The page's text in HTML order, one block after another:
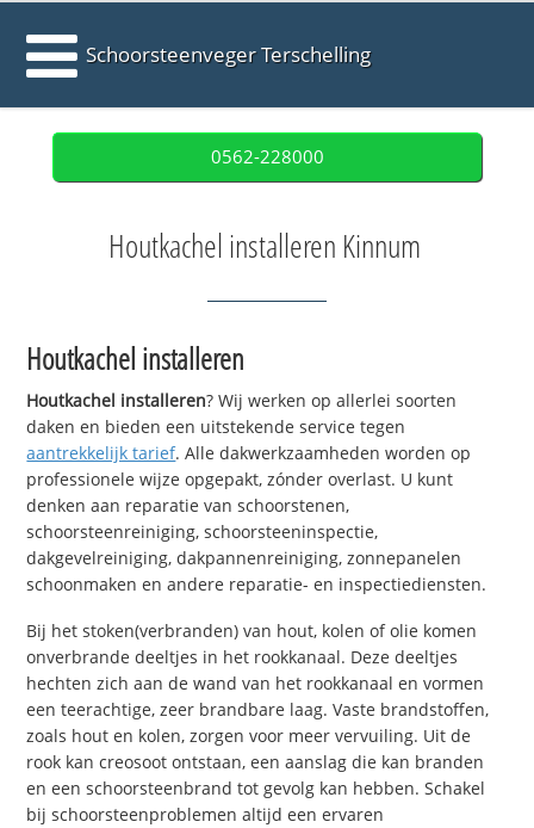
Schoorsteenveger Terschelling
0562-228000
Houtkachel installeren Kinnum
Houtkachel installeren
Houtkachel installeren? Wij werken op allerlei soorten
daken en bieden een uitstekende service tegen
aantrekkelijk tarief. Alle dakwerkzaamheden worden op
professionele wijze opgepakt, zónder overlast. U kunt
denken aan reparatie van schoorstenen,
schoorsteenreiniging, schoorsteeninspectie,
dakgevelreiniging, dakpannenreiniging, zonnepanelen
schoonmaken en andere reparatie- en inspectiediensten.
Bij het stoken(verbranden) van hout, kolen of olie komen
onverbrande deeltjes in het rookkanaal. Deze deeltjes
hechten zich aan de wand van het rookkanaal en vormen
een teerachtige, zeer brandbare laag. Vaste brandstoffen,
zoals hout en kolen, zorgen voor meer vervuiling. Uit de
rook kan creosoot ontstaan, een aanslag die kan branden
en een schoorsteenbrand tot gevolg kan hebben. Schakel
bij schoorsteenproblemen altijd een ervaren